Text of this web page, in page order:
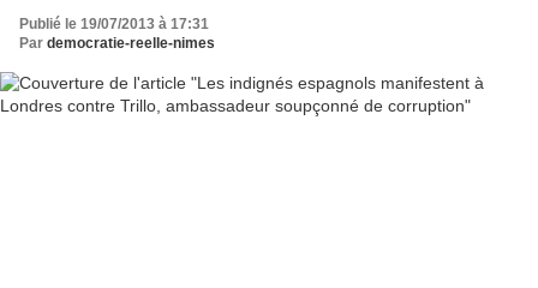
Publié le 19/07/2013 à 17:31
Par democratie-reelle-nimes